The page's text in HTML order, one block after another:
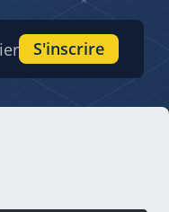
S'inscrire